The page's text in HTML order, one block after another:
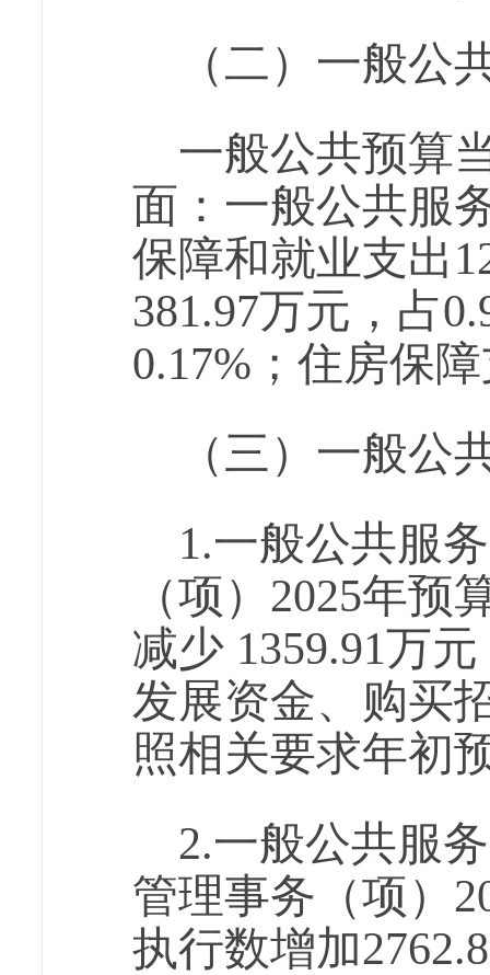
（二）一般公
一般公共预算
面：一般公共服
保障和就业支出
381.97万元，占
0.17%；住房保
（三）一般公
1.一般公共服
（项）2025年预
减少 1359.91万
发展资金、购买
照相关要求年初
2.一般公共服
管理事务（项）
执行数增加